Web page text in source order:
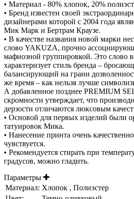
• Материал - 80% хлопок, 20%
• Бренд известен своей
дизайнерами которой с 2004 года
Мик Марк и Бертрам Краузе.
• В качестве названия новой марки
слово YAKUZA, прочно
мафиозной группировкой. Это слово
характеризует стиль бренда –
балансирующий на грани
же время – как нельзя лучше
А добавленное позднее PREMIUM
скромности утверждает, что
дерзости отличаются люксовым
• Основой для первых изделий были
татуировок Мика.
• Нанесение принта очень
чувствуется.
• Рекомендуется стирать при
градусов, можно гладить.
Параметры
Материал: Хлопок , Полиэстер